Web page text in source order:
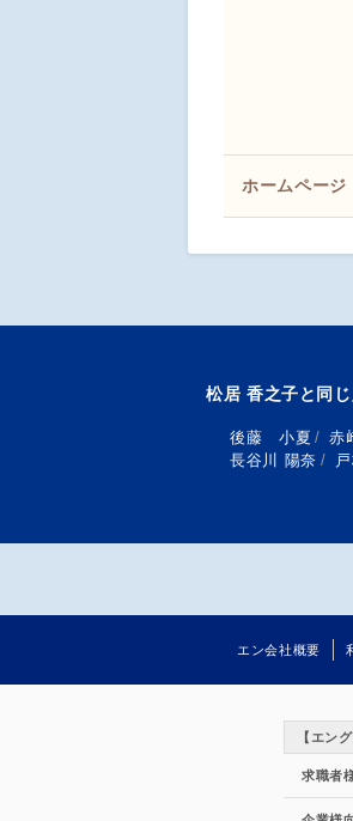
ホームページ
松居 香之子と同
後藤 小夏 / 赤
長谷川 陽奈 /
エン会社概要
【エン
求職者